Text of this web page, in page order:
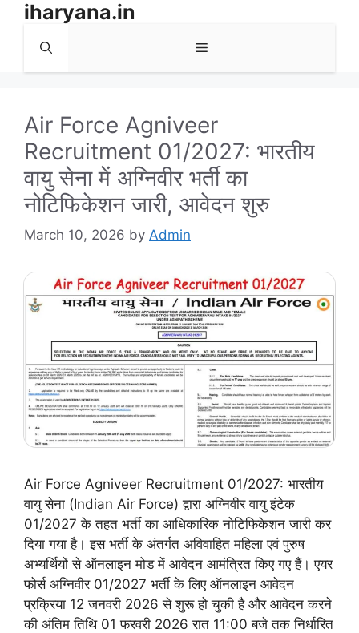
Skip
content
iharyana.in
Menu
Air Force Agniveer
Recruitment 01/2027: भारतीय
वायु सेना में अग्निवीर भर्ती का
नोटिफिकेशन जारी, आवेदन शुरु
March 10, 2026 by Admin
Air Force Agniveer Recruitment 01/2027: भारतीय
वायु सेना (Indian Air Force) द्वारा अग्निवीर वायु इंटेक
01/2027 के तहत भर्ती का आधिकारिक नोटिफिकेशन जारी कर
दिया गया है। इस भर्ती के अंतर्गत अविवाहित महिला एवं पुरुष
अभ्यर्थियों से ऑनलाइन मोड में आवेदन आमंत्रित किए गए हैं। एयर
फोर्स अग्निवीर 01/2027 भर्ती के लिए ऑनलाइन आवेदन
प्रक्रिया 12 जनवरी 2026 से शुरू हो चुकी है और आवेदन करने
की अंतिम तिथि 01 फरवरी 2026 रात 11:00 बजे तक निर्धारित